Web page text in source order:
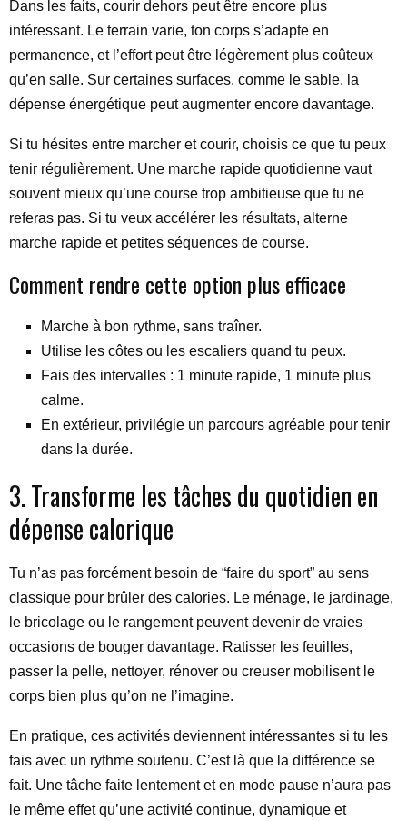
Dans les faits, courir dehors peut être encore plus
intéressant. Le terrain varie, ton corps s’adapte en
permanence, et l’effort peut être légèrement plus coûteux
qu’en salle. Sur certaines surfaces, comme le sable, la
dépense énergétique peut augmenter encore davantage.
Si tu hésites entre marcher et courir, choisis ce que tu peux
tenir régulièrement. Une marche rapide quotidienne vaut
souvent mieux qu’une course trop ambitieuse que tu ne
referas pas. Si tu veux accélérer les résultats, alterne
marche rapide et petites séquences de course.
Comment rendre cette option plus efficace
Marche à bon rythme, sans traîner.
Utilise les côtes ou les escaliers quand tu peux.
Fais des intervalles : 1 minute rapide, 1 minute plus
calme.
En extérieur, privilégie un parcours agréable pour tenir
dans la durée.
3. Transforme les tâches du quotidien en
dépense calorique
Tu n’as pas forcément besoin de “faire du sport” au sens
classique pour brûler des calories. Le ménage, le jardinage,
le bricolage ou le rangement peuvent devenir de vraies
occasions de bouger davantage. Ratisser les feuilles,
passer la pelle, nettoyer, rénover ou creuser mobilisent le
corps bien plus qu’on ne l’imagine.
En pratique, ces activités deviennent intéressantes si tu les
fais avec un rythme soutenu. C’est là que la différence se
fait. Une tâche faite lentement et en mode pause n’aura pas
le même effet qu’une activité continue, dynamique et